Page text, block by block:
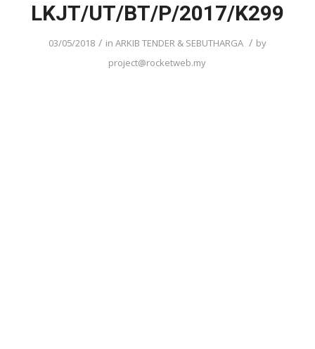
LKJT/UT/BT/P/2017/K299
03/05/2018 / in ARKIB TENDER & SEBUTHARGA / by
project@rocketweb.my